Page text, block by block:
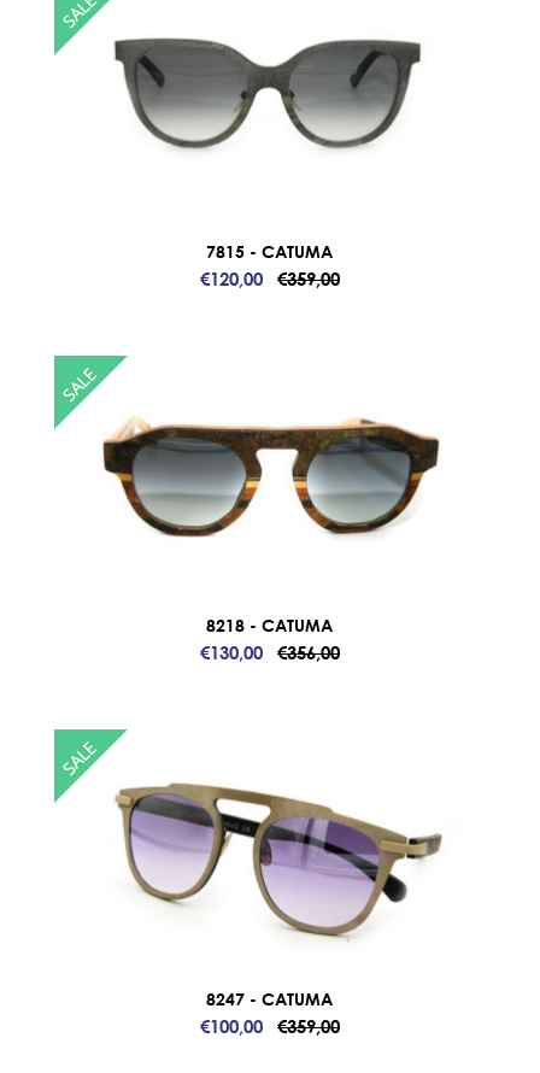
7815 - CATUMA
€120,00 €359,00
8218 - CATUMA
€130,00 €356,00
8247 - CATUMA
€100,00 €359,00